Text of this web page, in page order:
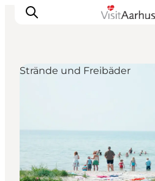
Reiseplanung
Transport
Strände und Freibäder